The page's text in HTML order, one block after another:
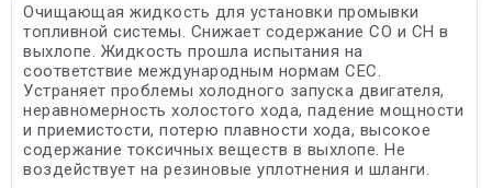
Очищающая жидкость для установки промывки
топливной системы. Снижает содержание СО и СН в
выхлопе. Жидкость прошла испытания на
соответствие международным нормам CEC.
Устраняет проблемы холодного запуска двигателя,
неравномерность холостого хода, падение мощности
и приемистости, потерю плавности хода, высокое
содержание токсичных веществ в выхлопе. Не
воздействует на резиновые уплотнения и шланги.